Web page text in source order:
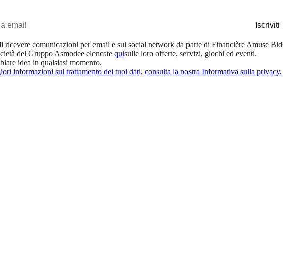
Iscriviti
ricevere comunicazioni per email e sui social network da parte di Financière Amuse
del Gruppo Asmodee elencate quisulle loro offerte, servizi, giochi ed eventi.
idea in qualsiasi momento.
informazioni sul trattamento dei tuoi dati, consulta la nostra Informativa sulla privacy.